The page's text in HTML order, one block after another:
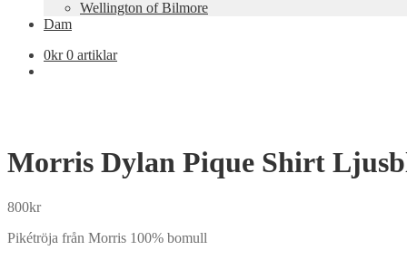
Wellington of Bilmore
Dam
0kr 0 artiklar
Morris Dylan Pique Shirt
800kr
Pikétröja från Morris 100% bomull